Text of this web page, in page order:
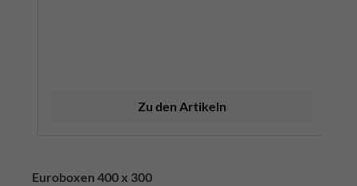
Zu den Artikeln
Euroboxen 400 x 300